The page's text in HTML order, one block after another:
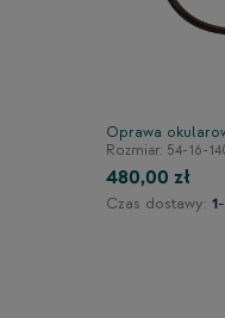
Oprawa
Rozmiar: 54-16-
480,00 zł
Czas dostawy: